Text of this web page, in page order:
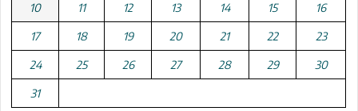
10 11 12 13 14 15 16
17 18 19 20 21 22 23
24 25 26 27 28 29 30
31